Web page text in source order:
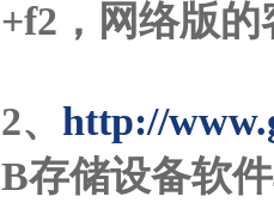
+f2，网络版
2、 http://
B存储设备软